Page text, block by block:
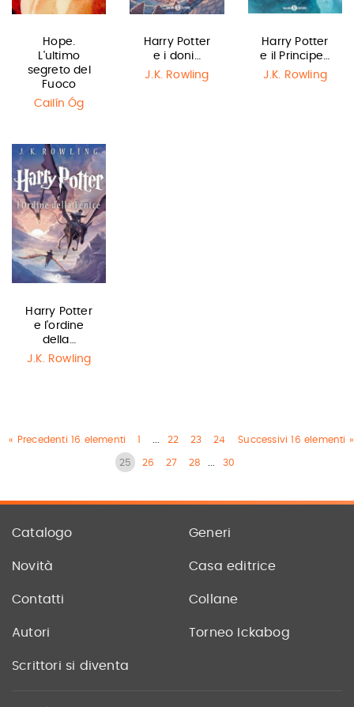
Hope.
L'ultimo
segreto del
Fuoco
Cailín Óg
Harry Potter
e i doni…
J.K. Rowling
Harry Potter
e il Principe…
J.K. Rowling
Harry Potter
e l'ordine
della…
J.K. Rowling
« Precedenti 16 elementi Successivi 16 elementi »
1 22 23 24
25 26 27 28 30
Catalogo Generi
Novità Casa editrice
Contatti Collane
Autori Torneo Ickabog
Scrittori si diventa